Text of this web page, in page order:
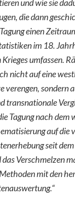
und wie sie
die dann
einen
im 18.
Krieges umfassen.
nicht auf eine
verengen, sondern
transnationale
Tagung nach dem
auf die
seit
Verschmelzen
mit den